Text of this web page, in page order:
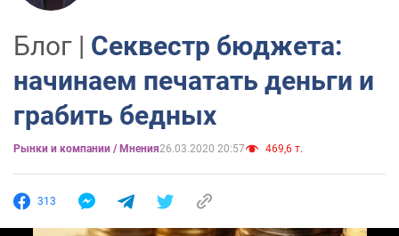
Блог | Секвестр бюджета:
начинаем печатать деньги и
грабить бедных
Рынки и компании / Мнения26.03.2020 20:57 469,6 т.
313